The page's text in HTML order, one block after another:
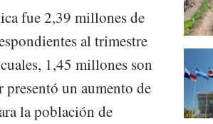
fue 2,39 millones de
al trimestre
1,45 millones son
un aumento de
la población de